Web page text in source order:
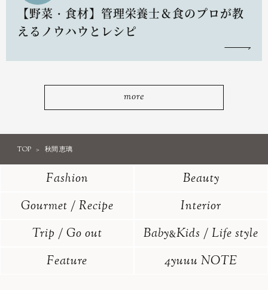
【野菜・食材】管理栄養士＆食のプロが教
えるノウハウとレシピ
more
TOP 秋間 恵璃
Fashion
Beauty
Gourmet / Recipe
Interior
Trip / Go out
Baby&Kids / Life style
Feature
4yuuu NOTE